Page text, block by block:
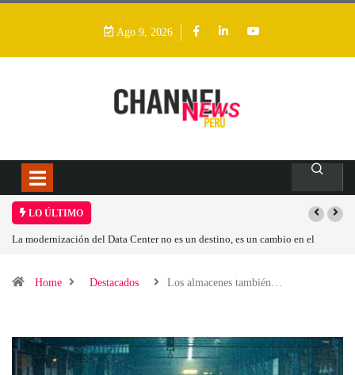
Ago 9, 2026
LO ÚLTIMO
del Data Center no es un destino, es un cambio en el
Los ingresos
Home Destacados Los almacenes también…